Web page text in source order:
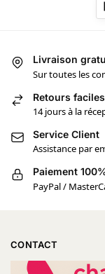
Livraison
Sur toutes les
Retours faciles
14 jours à la
Service Client
Assistance par
Paiement
PayPal /
CONTACT